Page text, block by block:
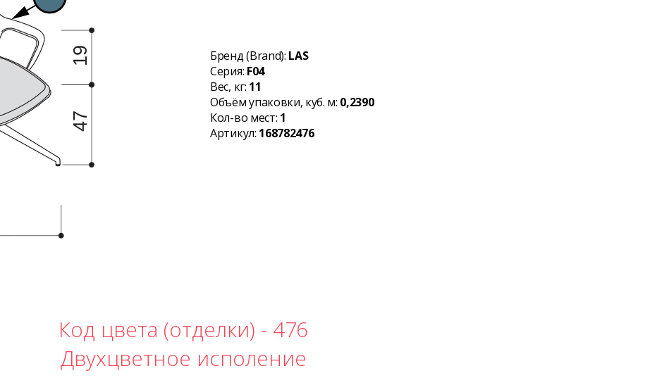
Бренд (Brand): LAS
Серия: F04
Вес, кг: 11
Объём упаковки, куб. м: 0,2390
Кол-во мест: 1
Артикул: 168782476
Код цвета (отделки) - 476
Двухцветное исполение